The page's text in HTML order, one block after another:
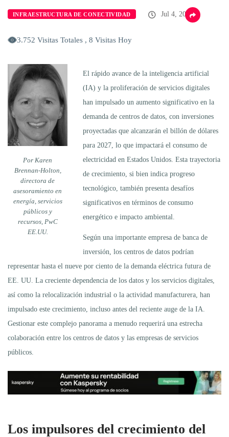
INFRAESTRUCTURA DE CONECTIVIDAD Jul 4, 2025
3.752 Visitas Totales , 8 Visitas Hoy
Por Karen
Brennan-Holton,
directora de
asesoramiento en
energía, servicios
públicos y
recursos, PwC
EE.UU.
El rápido avance de la inteligencia artificial
(IA) y la proliferación de servicios digitales
han impulsado un aumento significativo en la
demanda de centros de datos, con inversiones
proyectadas que alcanzarán el billón de dólares
para 2027, lo que impactará el consumo de
electricidad en Estados Unidos. Esta trayectoria
de crecimiento, si bien indica progreso
tecnológico, también presenta desafíos
significativos en términos de consumo
energético e impacto ambiental.
Según una importante empresa de banca de
inversión, los centros de datos podrían
representar hasta el nueve por ciento de la demanda eléctrica futura de
EE. UU. La creciente dependencia de los datos y los servicios digitales,
así como la relocalización industrial o la actividad manufacturera, han
impulsado este crecimiento, incluso antes del reciente auge de la IA.
Gestionar este complejo panorama a menudo requerirá una estrecha
colaboración entre los centros de datos y las empresas de servicios
públicos.
Los impulsores del crecimiento del